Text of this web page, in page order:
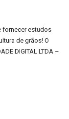
fornecer estudos
de grãos! O
DIGITAL LTDA –